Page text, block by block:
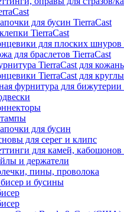
для бусин TierraCast
TierraCast
для плоских шнуров
для браслетов TierraCast
TierraCast для
TierraCast для
фурнитура для
для бусин
для серег и клипс
для камей, кабошонов
и держатели
пины, проволока
бисер и бусины